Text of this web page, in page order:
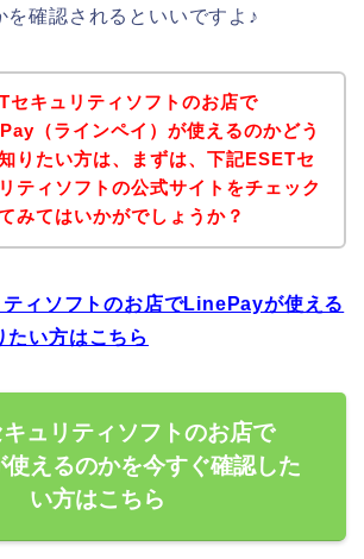
を確認されるといいですよ♪
セキュリティソフトのお店で
（ラインペイ）が使えるのかどう
りたい方は、まずは、下記ESETセ
ティソフトの公式サイトをチェック
みてはいかがでしょうか？
ィソフトのお店でLinePayが使える
たい方はこちら
ュリティソフトのお店で
えるのかを今すぐ確認した
い方はこちら